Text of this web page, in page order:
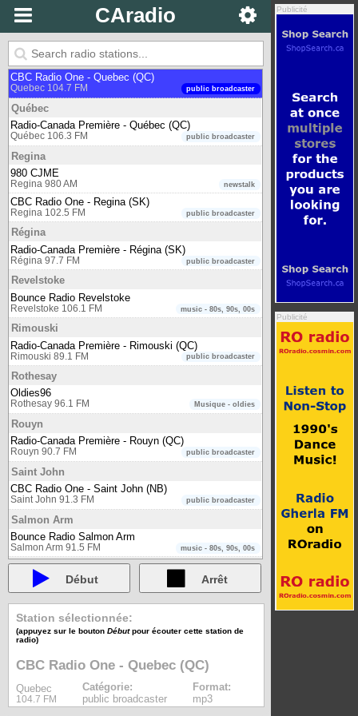
CAradio Publicité
Publicité
Prince Rupert
music - 80s, 90s, 00s
Prince Rupert 99.1 FM
Quebec
CBC Radio One - Quebec (QC)
public broadcaster
Quebec 104.7 FM
Québec
Radio-Canada Première - Québec (QC)
public broadcaster
Québec 106.3 FM
Regina
980 CJME
newstalk
Regina 980 AM
CBC Radio One - Regina (SK)
public broadcaster
Regina 102.5 FM
Régina
Radio-Canada Première - Régina (SK)
public broadcaster
Régina 97.7 FM
Revelstoke
Bounce Radio Revelstoke
music - 80s, 90s, 00s
Revelstoke 106.1 FM
Rimouski
Radio-Canada Première - Rimouski (QC)
public broadcaster
Rimouski 89.1 FM
Rothesay
Oldies96
Musique - oldies
Rothesay 96.1 FM
Rouyn
Radio-Canada Première - Rouyn (QC)
public broadcaster
Rouyn 90.7 FM
Saint John
CBC Radio One - Saint John (NB)
public broadcaster
Saint John 91.3 FM
Salmon Arm
Bounce Radio Salmon Arm
music - 80s, 90s, 00s
Salmon Arm 91.5 FM
Saskatoon
650 CKOM
Saskatoon 650 AM
CBC Radio One - Saskatoon (SK)
Saskatoon 94.1 FM
Sept-Îles
Radio-Canada Première - Sept-Îles (QC)
public broadcaster
Sept-Îles 98.1 FM
Sherbrooke
Radio-Canada Première - Sherbrooke (QC)
Début Arrêt
Station sélectionnée:
(appuyez sur le boutonDébutpour écouter cette station de
radio)
CBC Radio One - Quebec (QC)
Quebec
104.7 FM
Catégorie:
public broadcaster
Format:
mp3